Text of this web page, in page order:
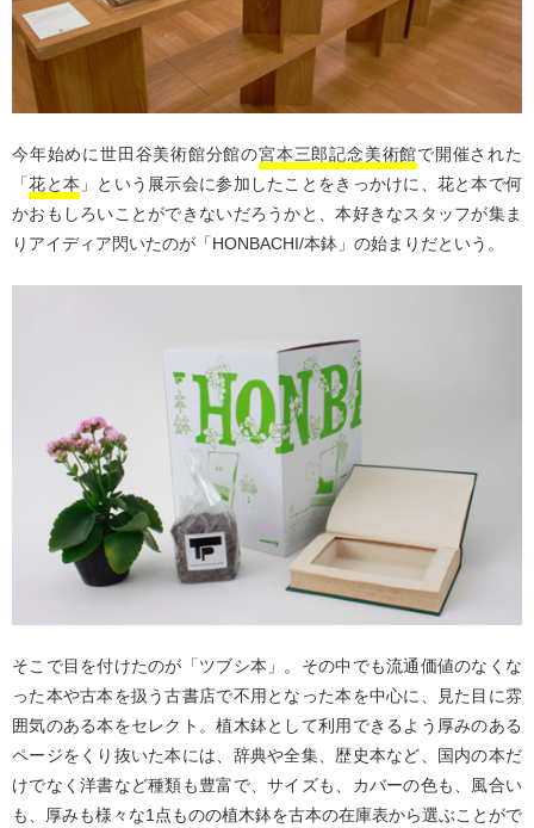
今年始めに世田谷美術館分館の宮本三郎記念美術館で開催された
「花と本 」という展示会に参加したことをきっかけに、花と本で何
かおもしろいことができないだろうかと、本好きなスタッフが集ま
りアイディア閃いたのが「HONBACHI/本鉢」の始まりだという。
そこで目を付けたのが「ツブシ本」。その中でも流通価値のなくな
った本や古本を扱う古書店で不用となった本を中心に、見た目に雰
囲気のある本をセレクト。植木鉢として利用できるよう厚みのある
ページをくり抜いた本には、辞典や全集、歴史本など、国内の本だ
けでなく洋書など種類も豊富で、サイズも、カバーの色も、風合い
も、厚みも様々な1点ものの植木鉢を古本の在庫表から選ぶことがで